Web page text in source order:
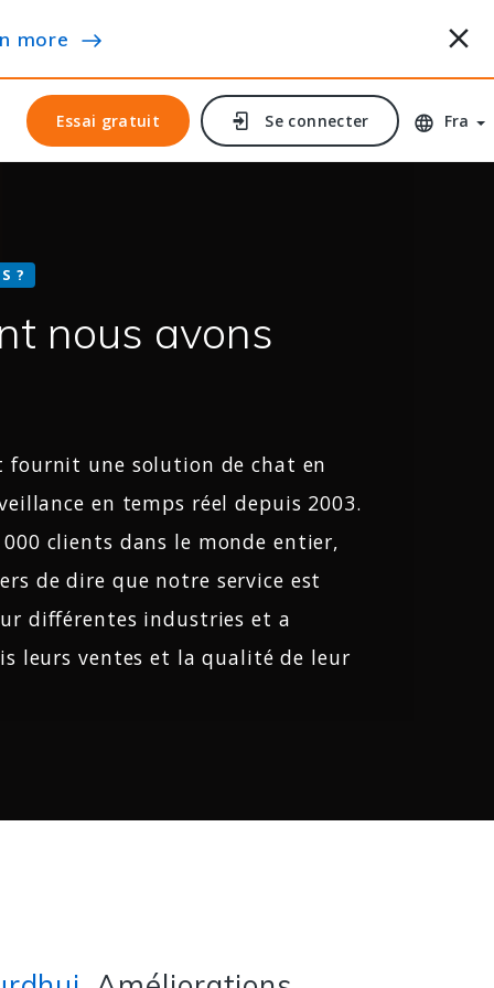
more
Essai gratuit
Essai gratuit Se connecter
Se connecter Fra
?
nous avons
fournit une solution de chat en
en temps réel depuis 2003.
000 clients dans le monde entier,
de dire que notre service est
différentes industries et a
leurs ventes et la qualité de leur